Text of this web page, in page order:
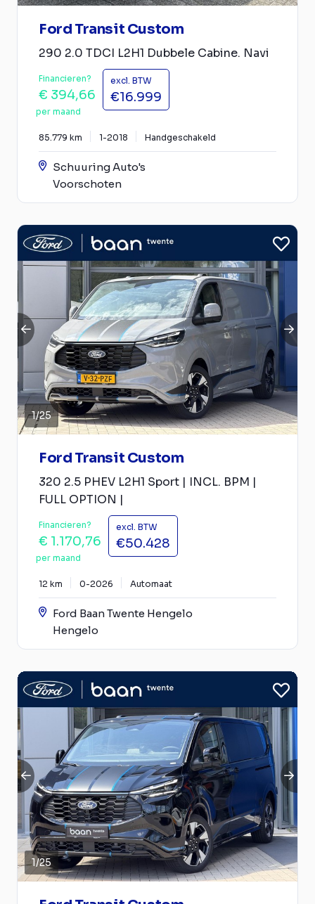
Ford Transit Custom
290 2.0 TDCI L2H1 Dubbele Cabine. Navi
Financieren?
€ 394,66
per maand
excl. BTW
€16.999
85.779 km 1-2018 Handgeschakeld
Schuuring Auto's
Voorschoten
1/25
Ford Transit Custom
320 2.5 PHEV L2H1 Sport | INCL. BPM |
FULL OPTION |
Financieren?
€ 1.170,76
per maand
excl. BTW
€50.428
12 km 0-2026 Automaat
Ford Baan Twente Hengelo
Hengelo
1/25